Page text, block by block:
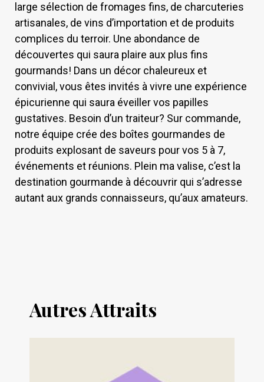
large sélection de fromages fins, de charcuteries
artisanales, de vins d’importation et de produits
complices du terroir. Une abondance de
découvertes qui saura plaire aux plus fins
gourmands! Dans un décor chaleureux et
convivial, vous êtes invités à vivre une expérience
épicurienne qui saura éveiller vos papilles
gustatives. Besoin d’un traiteur? Sur commande,
notre équipe crée des boîtes gourmandes de
produits explosant de saveurs pour vos 5 à 7,
événements et réunions. Plein ma valise, c’est la
destination gourmande à découvrir qui s’adresse
autant aux grands connaisseurs, qu’aux amateurs.
Autres Attraits